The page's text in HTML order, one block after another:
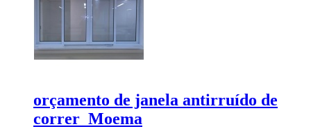
orçamento de janela antirruído de
correr Moema